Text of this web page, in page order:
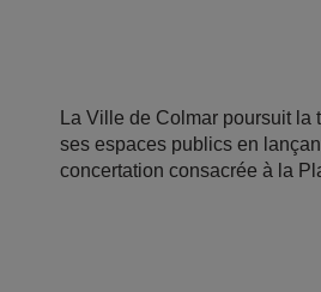
La Ville de Colmar poursuit la
ses espaces publics en
concertation consacrée à la